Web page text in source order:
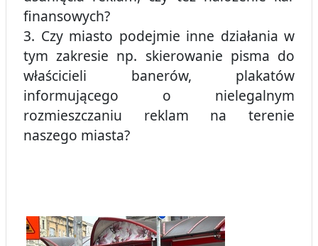
finansowych?
3. Czy miasto podejmie inne działania w
tym zakresie np. skierowanie pisma do
właścicieli banerów, plakatów
informującego o nielegalnym
rozmieszczaniu reklam na terenie
naszego miasta?